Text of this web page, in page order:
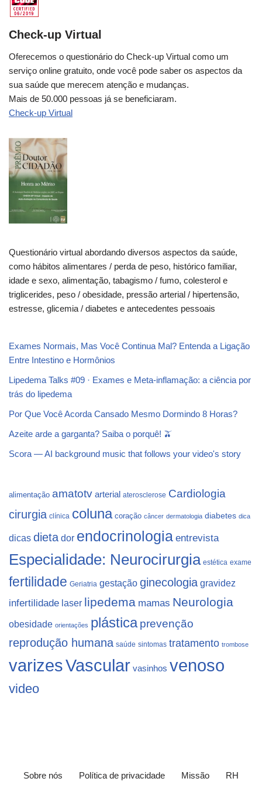
Check-up Virtual
Oferecemos o questionário do Check-up Virtual como um
serviço online gratuito, onde você pode saber os aspectos da
sua saúde que merecem atenção e mudanças.
Mais de 50.000 pessoas já se beneficiaram.
Check-up Virtual
Questionário virtual abordando diversos aspectos da saúde,
como hábitos alimentares / perda de peso, histórico familiar,
idade e sexo, alimentação, tabagismo / fumo, colesterol e
triglicerides, peso / obesidade, pressão arterial / hipertensão,
estresse, glicemia / diabetes e antecedentes pessoais
Exames Normais, Mas Você Continua Mal? Entenda a Ligação
Entre Intestino e Hormônios
Lipedema Talks #09 · Exames e Meta-inflamação: a ciência por
trás do lipedema
Por Que Você Acorda Cansado Mesmo Dormindo 8 Horas?
Azeite arde a garganta? Saiba o porquê! 🫒
Scora — AI background music that follows your video's story
alimentação amatotv arterial aterosclerose Cardiologia
cirurgia clínica coluna coração câncer dermatologia diabetes dica
dicas dieta dor endocrinologia entrevista
Especialidade: Neurocirurgia estética exame
fertilidade Geriatria gestação ginecologia gravidez
infertilidade laser lipedema mamas Neurologia
obesidade orientações plástica prevenção
reprodução humana saúde sintomas tratamento trombose
varizesVascular vasinhos venoso
video
Sobre nós Política de privacidade Missão RH